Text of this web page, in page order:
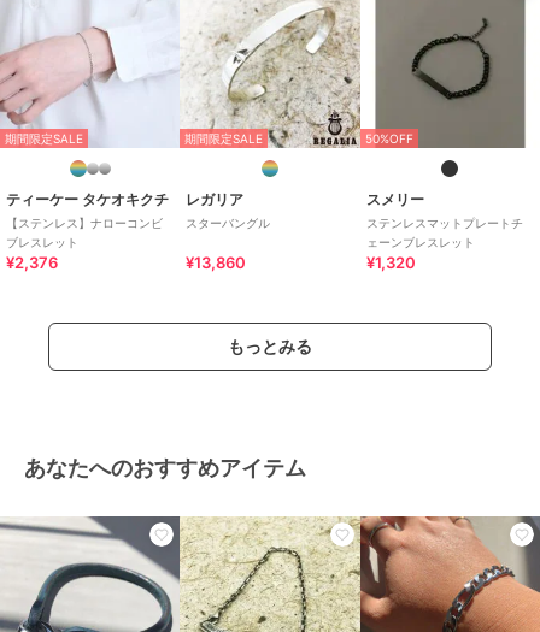
期間限定SALE
ティーケー タケオキクチ
【ステンレス】ナローコンビ
ブレスレット
¥2,376
期間限定SALE
レガリア
スターバングル
¥13,860
50%OFF
スメリー
ステンレスマットプレートチ
ェーンブレスレット
¥1,320
もっとみる
あなたへのおすすめアイテム